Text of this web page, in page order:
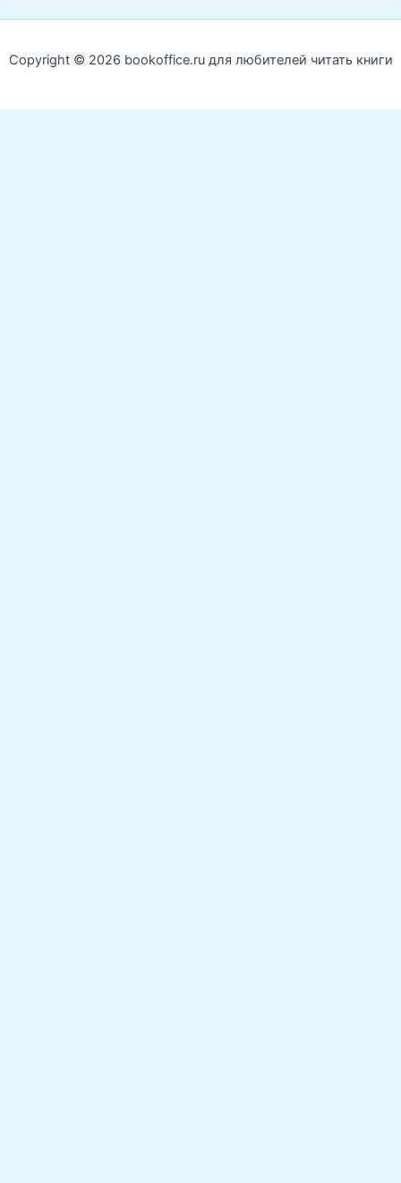
Copyright © 2026 bookoffice.ru для любителей читать книги